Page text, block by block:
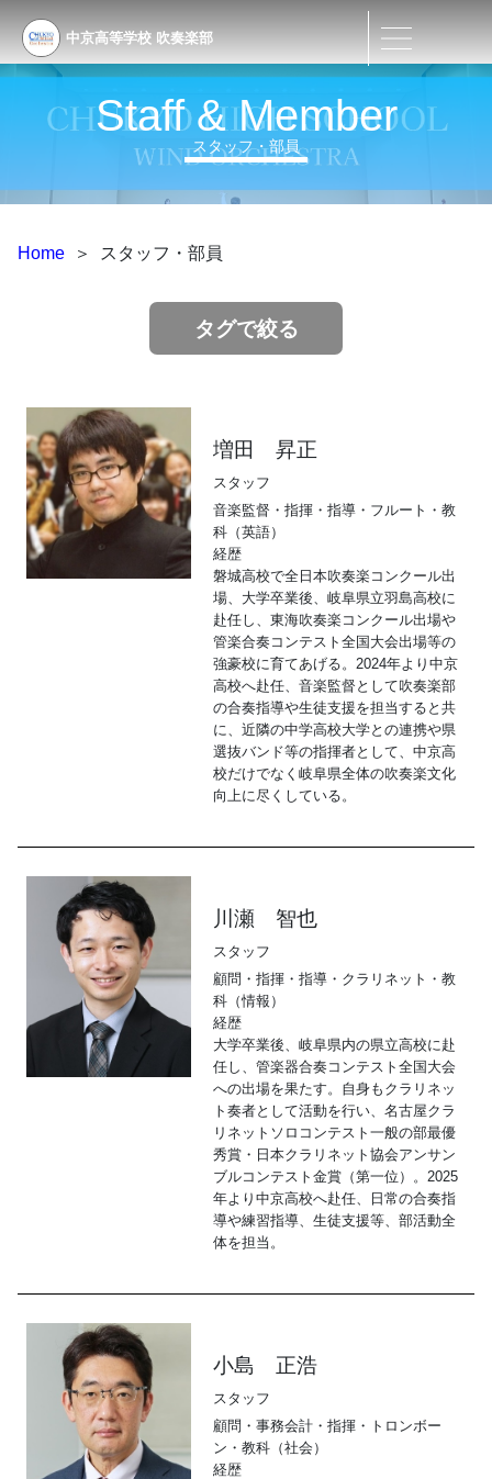
中京高等学校 吹奏楽部
スタッフ・部員
Staff & Member
Home ＞ スタッフ・部員
タグで絞る
増田 昇正
スタッフ
音楽監督・指揮・指導・フルート・教
科（英語）
経歴
磐城高校で全日本吹奏楽コンクール出
場、大学卒業後、岐阜県立羽島高校に
赴任し、東海吹奏楽コンクール出場や
管楽合奏コンテスト全国大会出場等の
強豪校に育てあげる。2024年より中京
高校へ赴任、音楽監督として吹奏楽部
の合奏指導や生徒支援を担当すると共
に、近隣の中学高校大学との連携や県
選抜バンド等の指揮者として、中京高
校だけでなく岐阜県全体の吹奏楽文化
向上に尽くしている。
川瀬 智也
スタッフ
顧問・指揮・指導・クラリネット・教
科（情報）
経歴
大学卒業後、岐阜県内の県立高校に赴
任し、管楽器合奏コンテスト全国大会
への出場を果たす。自身もクラリネッ
ト奏者として活動を行い、名古屋クラ
リネットソロコンテスト一般の部最優
秀賞・日本クラリネット協会アンサン
ブルコンテスト金賞（第一位）。2025
年より中京高校へ赴任、日常の合奏指
導や練習指導、生徒支援等、部活動全
体を担当。
小島 正浩
スタッフ
顧問・事務会計・指揮・トロンボー
ン・教科（社会）
経歴